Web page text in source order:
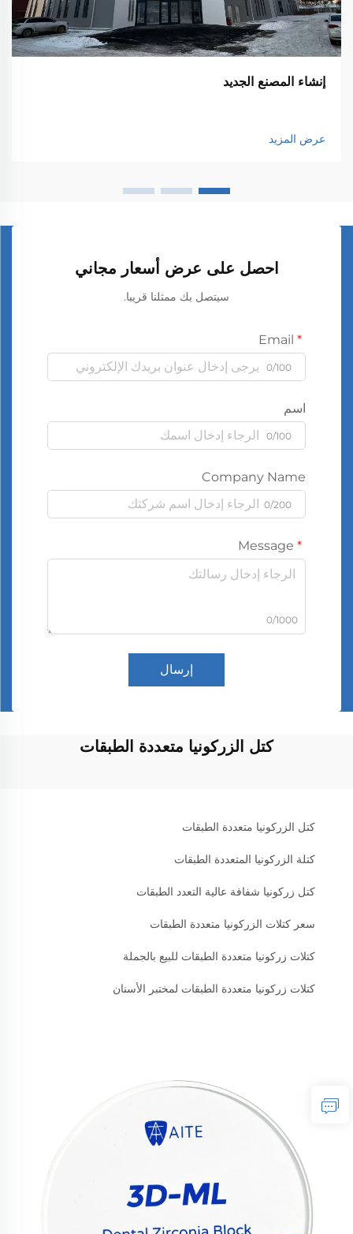
إنشاء المصنع الجديد
عرض المزيد
احصل على عرض أسعار مجاني
سيتصل بك ممثلنا قريبا.
0/100
اسم
0/100
Company Name
0/200
0/1000
إرسال
كتل الزركونيا متعددة الطبقات
كتل الزركونيا متعددة الطبقات
كتلة الزركونيا المتعددة الطبقات
كتل زركونيا شفافة عالية التعدد الطبقات
سعر كتلات الزركونيا متعددة الطبقات
كتلات زركونيا متعددة الطبقات للبيع بالجملة
كتلات زركونيا متعددة الطبقات لمختبر الأسنان